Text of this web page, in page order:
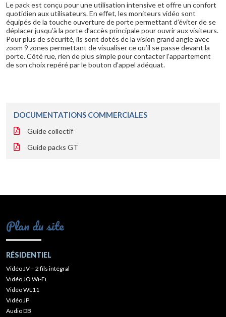
Le pack est conçu pour une utilisation intensive et offre un confort
quotidien aux utilisateurs. En effet, les moniteurs vidéo sont
équipés de la touche ouverture de porte permettant d’éviter de se
déplacer jusqu’à la porte d’accès principale pour ouvrir aux visiteurs.
Pour plus de sécurité, ils sont dotés de la vision grand angle avec
zoom 9 zones permettant de visualiser ce qu’il se passe devant la
porte. Côté rue, rien de plus simple pour contacter l’appartement
de son choix repéré par le bouton d’appel adéquat.
DOCUMENTATIONS COMMERCIALES
Guide collectif
Guide packs GT
Plan du site
RÉSIDENTIEL
Vidéo JV – 2 fils intégral
Vidéo JO Wi-Fi
Vidéo WL11
Vidéo JP
Audio DB